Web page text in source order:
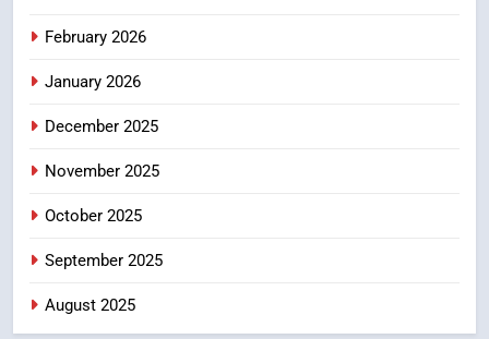
4
February 2026
January 2026
December 2025
November 2025
October 2025
September 2025
August 2025